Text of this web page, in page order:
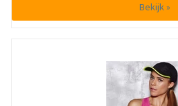
Bekijk »